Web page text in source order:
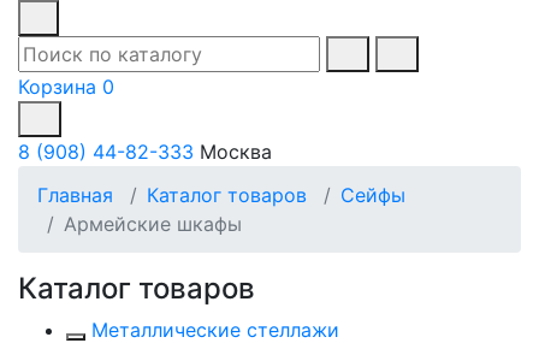
Корзина 0
8 (908) 44-82-333 Москва
Главная
Каталог товаров
Сейфы
Армейские шкафы
Каталог товаров
Металлические стеллажи